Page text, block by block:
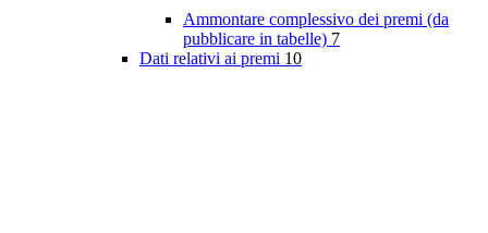
Ammontare complessivo dei premi (da
pubblicare in tabelle) 7
Dati relativi ai premi 10